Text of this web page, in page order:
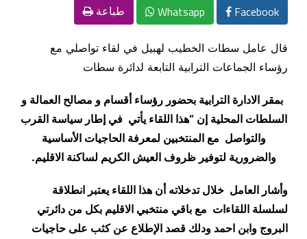
Facebook
Whatsapp طباعة
قال عامل سطات الخطيب لهبيل في لقاء تواصلي مع
رؤساء الجماعات الترابية التابعة لدائرة سطات
بمقر الادارة الترابية بحضور رؤساء أقسام و مصالح العمالة و
السلطات المحلية إن “هذا اللقاءيأتي في إطار سياسة القرب
والتواصل مع المنتخبين لمعرفة الحاجيات الأساسية
والضرورية لتوفير ظروف العيش الكريم لساكنة الاقليم.
وأشار العامل خلال تدخلاته أن هذا اللقاء يعتبر انطلاقة
لسلسلة اللقاءات مع باقي منتخبي الاقليم بكل من دائرتي
البروج وابن احمد ودلك قصد الإطلاع عن كثب على حاجيات